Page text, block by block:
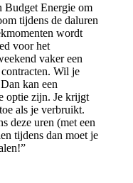
Budget Energie om
tijdens de daluren
wordt
voor het
vaker een
Wil je
kan een
optie zijn. Je krijgt
als je verbruikt.
deze uren (met een
tijdens dan moet je